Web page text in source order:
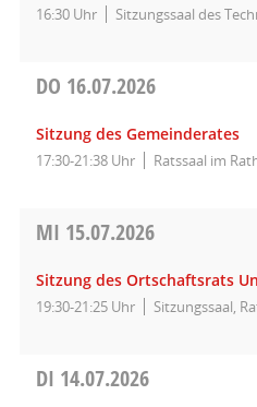
16:30 Uhr Sitzungssaal des
DO 16.07.2026
Sitzung des Gemeinderates
17:30-21:38 Uhr Ratssaal im
MI 15.07.2026
Sitzung des Ortschaftsrats
19:30-21:25 Uhr Sitzungssaal,
DI 14.07.2026